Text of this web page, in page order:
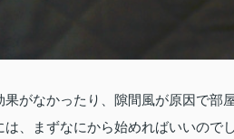
がなかったり、隙間風が原因で部
、まずなにから始めればいいのでし